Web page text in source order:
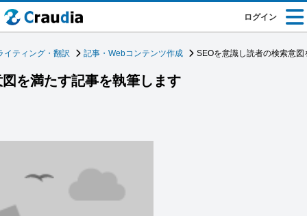
ログイン
イティング・翻訳 記事・Webコンテンツ作成 SEOを意識し読者の検索意
を満たす記事を執筆します